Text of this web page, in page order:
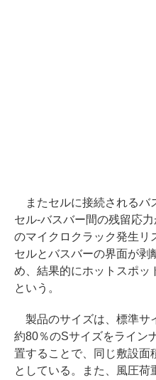
またセルに接続されるバ
セル-バスバー間の残留応
のマイクロクラック発生リ
セルとバスバーの界面が剥
め、結果的にホットスポッ
という。
製品のサイズは、標準サ
約80％のSサイズをライン
置することで、同じ敷設面
としている。また、風圧